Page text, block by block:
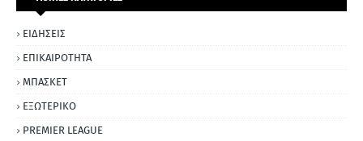
ΕΙΔΗΣΕΙΣ
ΕΠΙΚΑΙΡΟΤΗΤΑ
ΜΠΑΣΚΕΤ
ΕΞΩΤΕΡΙΚΟ
PREMIER LEAGUE